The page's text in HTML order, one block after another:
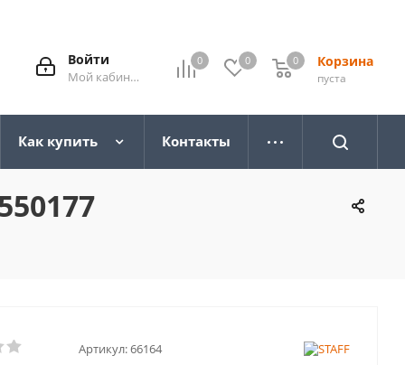
0 0 Корзина
0
пуста
0
Войти
Мой кабинет
Как купить Контакты
Артикул:66164